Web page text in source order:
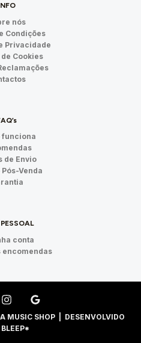
nós
Condições
Privacidade
Cookies
funciona
de Envio
Venda
conta
encomendas
MUSIC SHOP | DESENVOLVIDO
BLEEP*